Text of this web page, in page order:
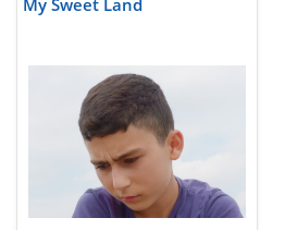
My Sweet Land